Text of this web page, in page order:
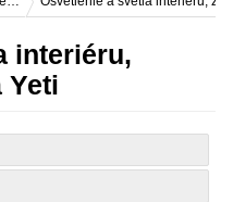
interiéru,
Yeti